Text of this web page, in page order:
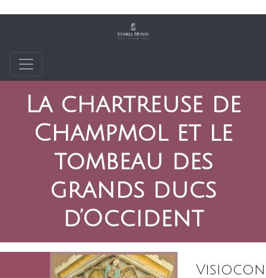
La chartreuse de
Champmol et le
tombeau des
grands ducs
d’Occident